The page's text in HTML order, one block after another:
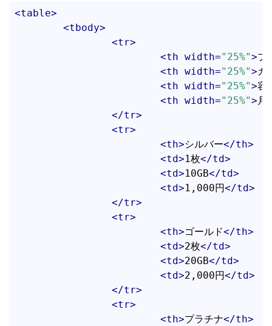
<table>
<tbody>
<tr>
<th width="25%">プ
<th width="25%">カ
<th width="25%">容
<th width="25%">月
</tr>
<tr>
<th>シルバー</th>
<td>1枚</td>
<td>10GB</td>
<td>1,000円</td>
</tr>
<tr>
<th>ゴールド</th>
<td>2枚</td>
<td>20GB</td>
<td>2,000円</td>
</tr>
<tr>
<th>プラチナ</th>